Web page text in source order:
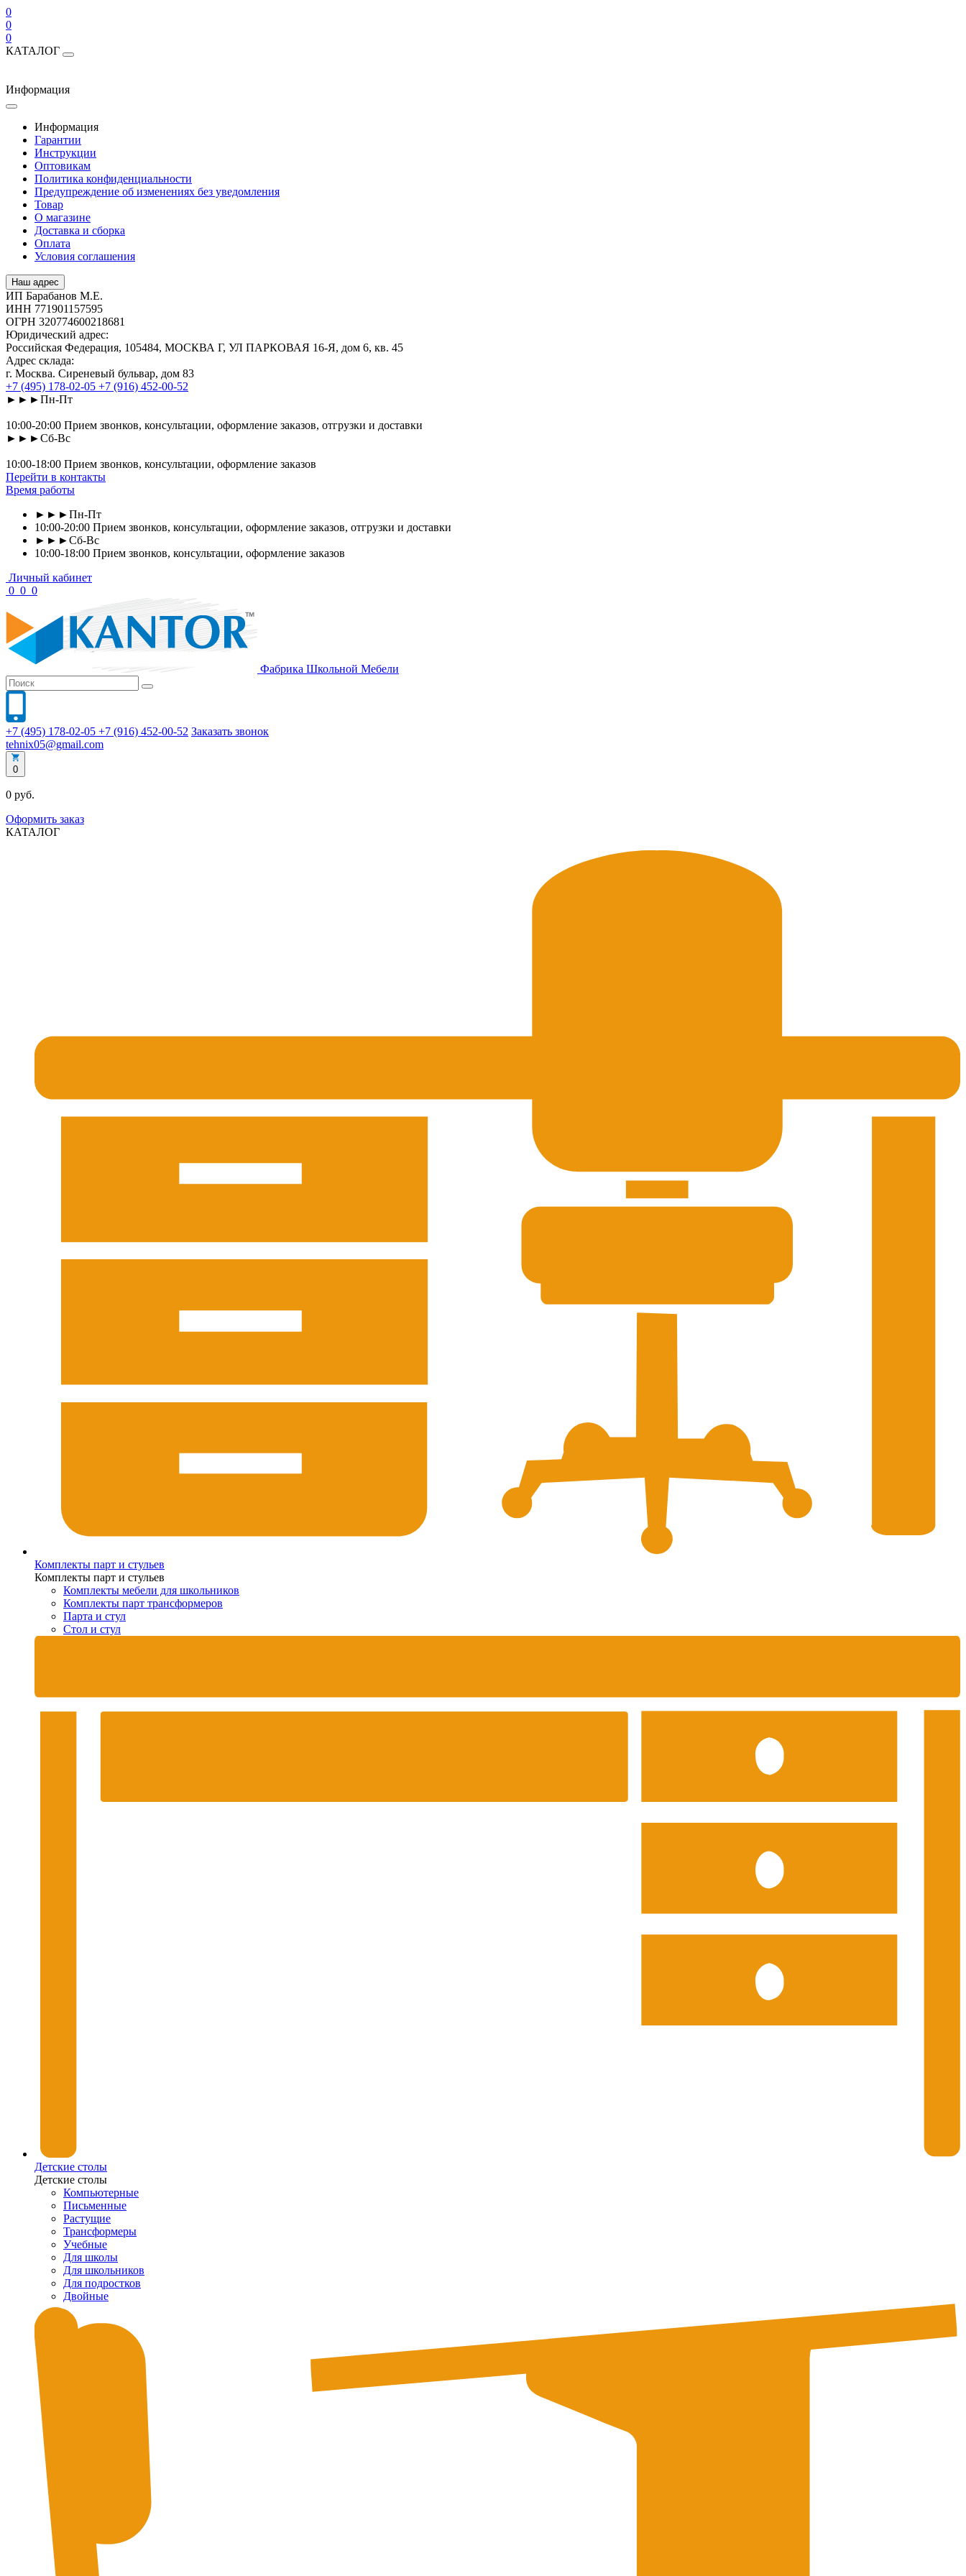
0
0
0
КАТАЛОГ
Информация
Информация
Гарантии
Инструкции
Оптовикам
Политика конфиденциальности
Предупреждение об изменениях без уведомления
Товар
О магазине
Доставка и сборка
Оплата
Условия соглашения
Наш адрес
ИП Барабанов М.Е.
ИНН 771901157595
ОГРН 320774600218681
Юридический адрес:
Российская Федерация, 105484, МОСКВА Г, УЛ ПАРКОВАЯ 16-Я, дом 6, кв. 45
Адрес склада:
г. Москва. Сиреневый бульвар, дом 83
+7 (495) 178-02-05 +7 (916) 452-00-52
►►►Пн-Пт
10:00-20:00 Прием звонков, консультации, оформление заказов, отгрузки и доставки
►►►Сб-Вс
10:00-18:00 Прием звонков, консультации, оформление заказов
Перейти в контакты
Время работы
►►►Пн-Пт
10:00-20:00 Прием звонков, консультации, оформление заказов, отгрузки и доставки
►►►Сб-Вс
10:00-18:00 Прием звонков, консультации, оформление заказов
Личный кабинет
0 0 0
Фабрика Школьной Мебели
+7 (495) 178-02-05 +7 (916) 452-00-52 Заказать звонок
tehnix05@gmail.com
0
0 руб.
Оформить заказ
КАТАЛОГ
Комплекты парт и стульев
Комплекты парт и стульев
Комплекты мебели для школьников
Комплекты парт трансформеров
Парта и стул
Стол и стул
Детские столы
Детские столы
Компьютерные
Письменные
Растущие
Трансформеры
Учебные
Для школы
Для школьников
Для подростков
Двойные